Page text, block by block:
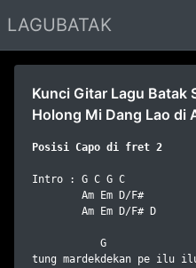
LAGUBATAK
Kunci Gitar Lagu Batak
Holong Mi Dang Lao di
Posisi Capo di fret 2
Intro : G C G C
        Am Em D/F#
        Am Em D/F# D
           G
tung mardekdekan pe ilu